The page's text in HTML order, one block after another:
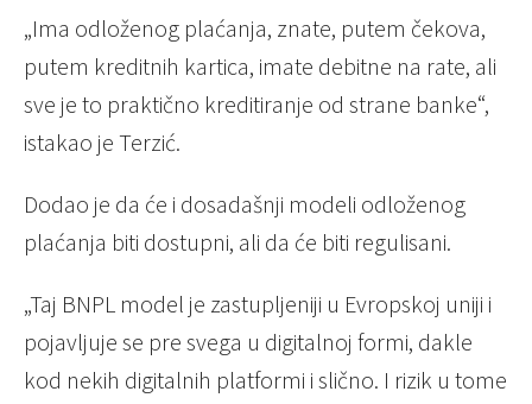
„Ima odloženog plaćanja, znate, putem čekova,
putem kreditnih kartica, imate debitne na rate, ali
sve je to praktično kreditiranje od strane banke“,
istakao je Terzić.
Dodao je da će i dosadašnji modeli odloženog
plaćanja biti dostupni, ali da će biti regulisani.
„Taj BNPL model je zastupljeniji u Evropskoj uniji i
pojavljuje se pre svega u digitalnoj formi, dakle
kod nekih digitalnih platformi i slično. I rizik u tome